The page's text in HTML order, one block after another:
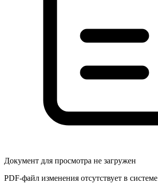
Документ для просмотра не загружен
PDF-файл изменения отсутствует в системе